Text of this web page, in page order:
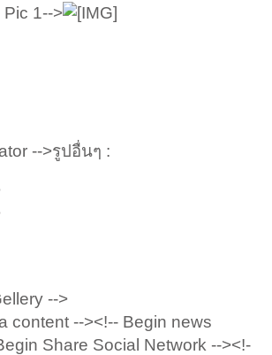
Pic 1-->
-->รูปอื่นๆ :
-->
content --><!-- Begin news
Share Social Network --><!-